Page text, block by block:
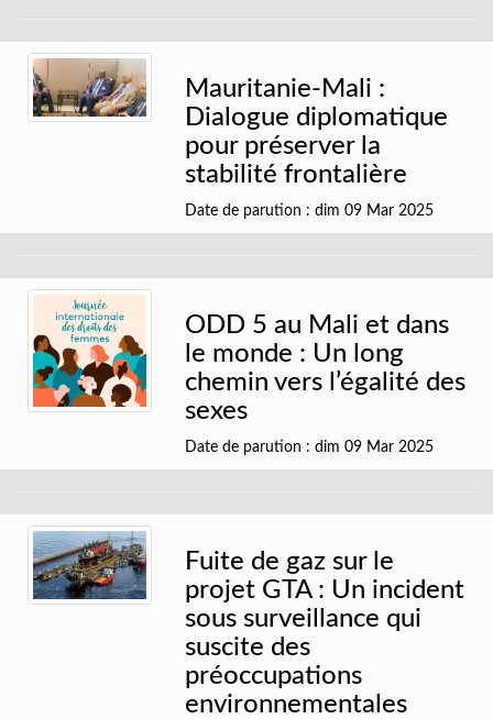
Mauritanie-Mali :
Dialogue diplomatique
pour préserver la
stabilité frontalière
Date de parution : dim 09 Mar 2025
ODD 5 au Mali et dans
le monde : Un long
chemin vers l’égalité des
sexes
Date de parution : dim 09 Mar 2025
Fuite de gaz sur le
projet GTA : Un incident
sous surveillance qui
suscite des
préoccupations
environnementales